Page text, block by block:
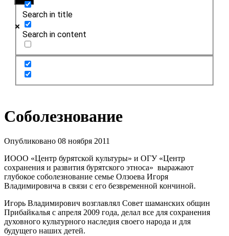
Search in title
Search in content
Соболезнование
Опубликовано 08 ноября 2011
ИООО «Центр бурятской культуры» и ОГУ «Центр
сохранения и развития бурятского этноса» выражают
глубокое соболезнование семье Олзоева Игоря
Владимировича в связи с его безвременной кончиной.
Игорь Владимирович возглавлял Совет шаманских общин
Прибайкалья с апреля 2009 года, делал все для сохранения
духовного культурного наследия своего народа и для
будущего наших детей.